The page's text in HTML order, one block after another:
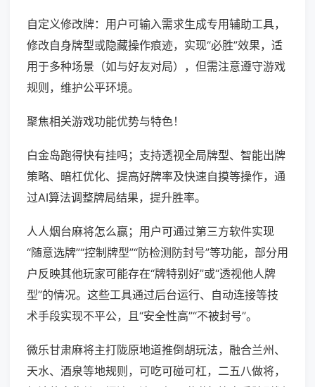
自定义修改牌：用户可输入需求生成专用辅助工具，
修改自身牌型或隐藏操作痕迹，实现“必胜”效果，适
用于多种场景（如与好友对局），但需注意遵守游戏
规则，维护公平环境。
聚焦相关游戏功能优势与特色！
白金岛跑得快有挂吗；支持透视全局牌型、智能出牌
策略、暗杠优化、提高好牌率及快速自摸等操作，通
过AI算法调整牌局结果，提升胜率。
人人烟台麻将怎么赢；用户可通过第三方软件实现
“随意选牌”“控制牌型”“防检测防封号”等功能，部分用
户反映其他玩家可能存在“牌特别好”或“透视他人牌
型”的情况。这些工具通过后台运行、自动连接等技
术手段实现不平公，且“安全性高”“不被封号”。
微乐甘肃麻将主打陇原地道推倒胡玩法，融合兰州、
天水、酒泉等地规则，可吃可碰可杠，二五八做将，